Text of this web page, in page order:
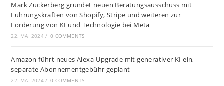
Mark Zuckerberg gründet neuen Beratungsausschuss mit
Führungskräften von Shopify, Stripe und weiteren zur
Förderung von KI und Technologie bei Meta
22. MAI 2024 / 0 COMMENTS
Amazon führt neues Alexa-Upgrade mit generativer KI ein,
separate Abonnementgebühr geplant
22. MAI 2024 / 0 COMMENTS